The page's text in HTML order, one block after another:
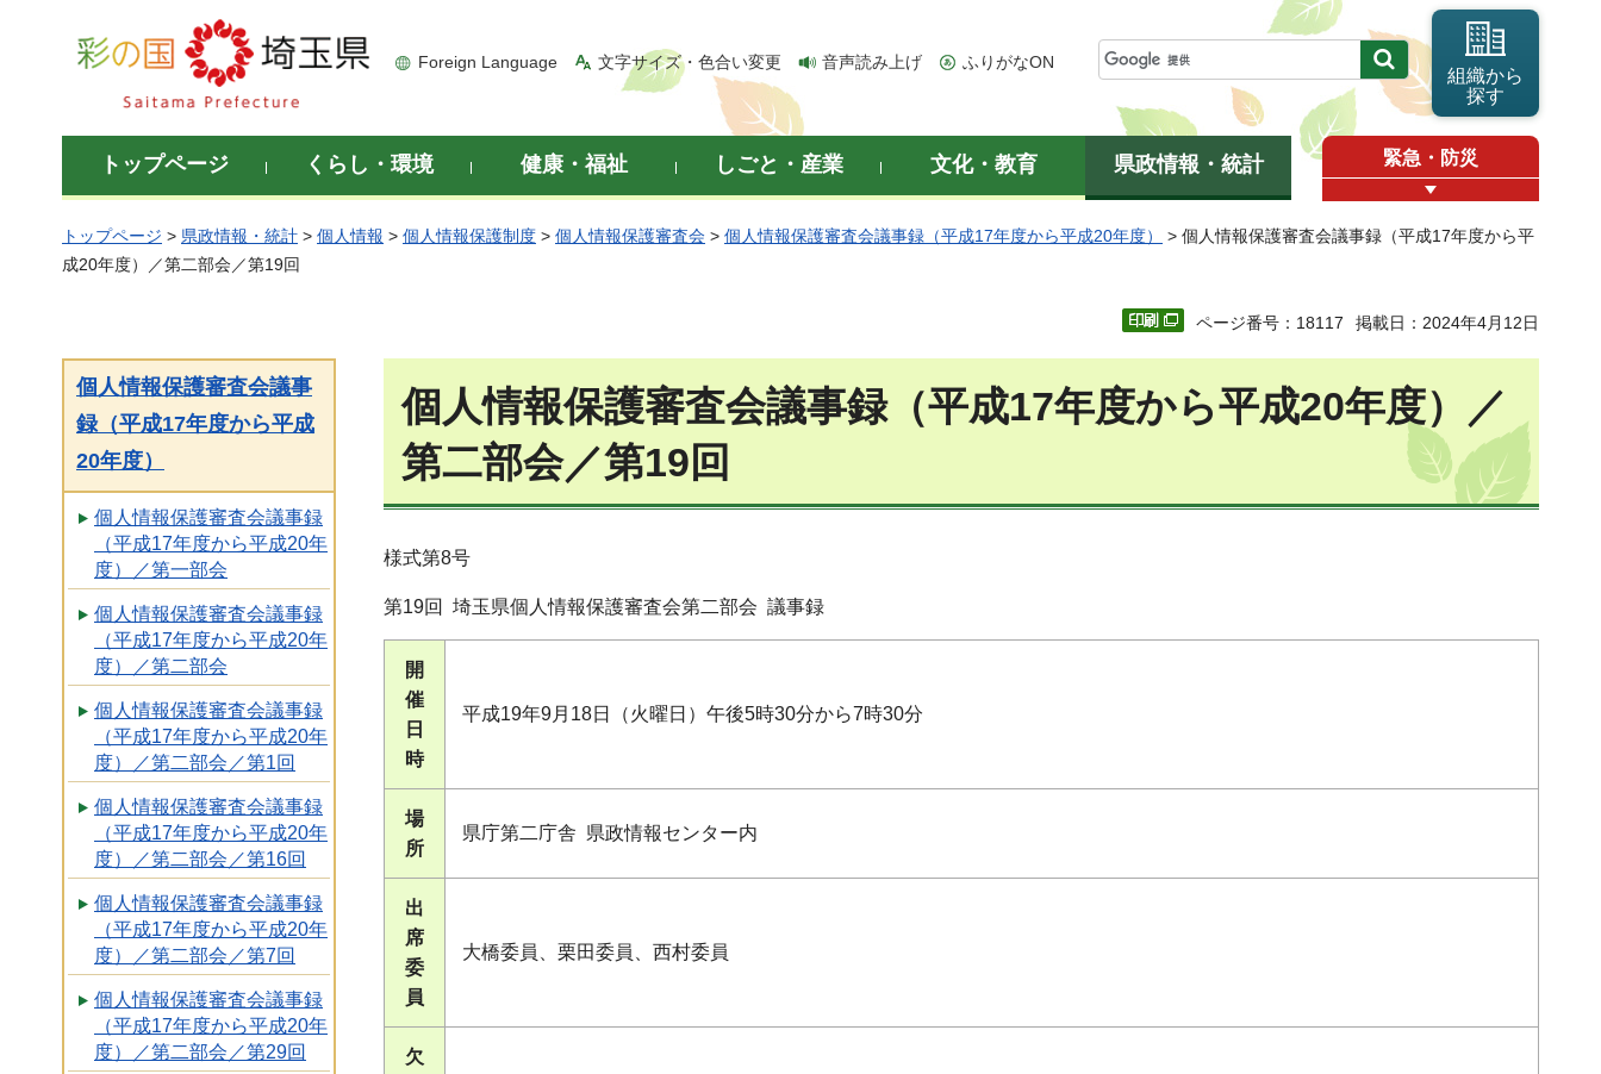
彩の国 埼玉県
Foreign Language 文字サイズ・色合い変更 音声読み上げ ふりがなON
組織から
探す
トップページ くらし・環境 健康・福祉 しごと・産業 文化・教育 県政情報・統計 緊急・防災
トップページ > 県政情報・統計 > 個人情報 > 個人情報保護制度 > 個人情報保護審査会 > 個人情報保護審査会議事録（平成17年度から平成20年度）
> 個人情報保護審査会議事録（平成17年度から平
成20年度）／第二部会／第19回
ページ番号：18117 掲載日：2024年4月12日
個人情報保護審査会議事
録（平成17年度から平成
20年度）
個人情報保護審査会議事録
（平成17年度から平成20年
度）／第一部会
個人情報保護審査会議事録
（平成17年度から平成20年
度）／第二部会
個人情報保護審査会議事録
（平成17年度から平成20年
度）／第二部会／第1回
個人情報保護審査会議事録
（平成17年度から平成20年
度）／第二部会／第16回
個人情報保護審査会議事録
（平成17年度から平成20年
度）／第二部会／第7回
個人情報保護審査会議事録
（平成17年度から平成20年
度）／第二部会／第29回
個人情報保護審査会議事録（平成17年度から平成20年度）／
第二部会／第19回
様式第8号
第19回 埼玉県個人情報保護審査会第二部会 議事録
開
催
日
時
平成19年9月18日（火曜日）午後5時30分から7時30分
場
所
県庁第二庁舎 県政情報センター内
出
席
委
員
大橋委員、栗田委員、西村委員
欠